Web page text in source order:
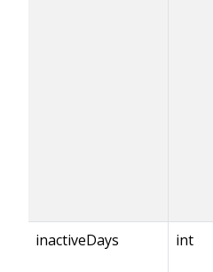
inactiveDays int